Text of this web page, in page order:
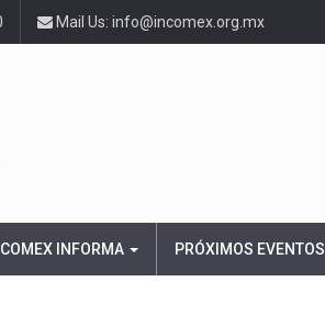
Mail Us: info@incomex.org.mx
INFORMA PRÓXIMOS EVENTOS